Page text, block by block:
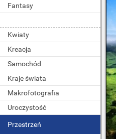
Fantasy
Kwiaty
Kreacja
Samochód
Kraje świata
Makrofotografia
Uroczystość
Przestrzeń